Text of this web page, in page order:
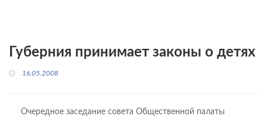
Губерния принимает законы о детях
16.05.2008
Очередное заседание совета Общественной палаты